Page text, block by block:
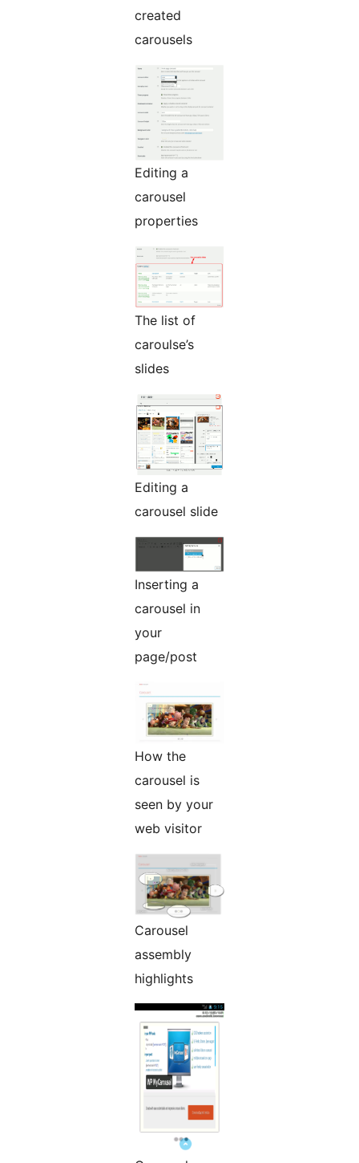
created
carousels
Editing a
carousel
properties
The list of
caroulse’s
slides
Editing a
carousel slide
Inserting a
carousel in
your
page/post
How the
carousel is
seen by your
web visitor
Carousel
assembly
highlights